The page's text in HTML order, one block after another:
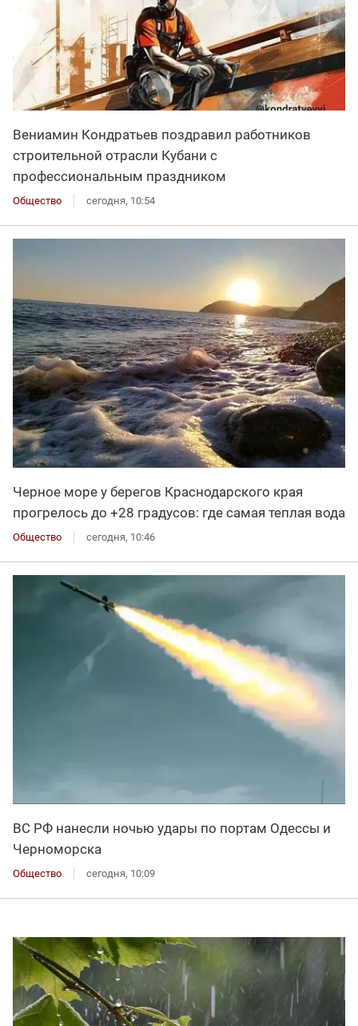
Вениамин Кондратьев поздравил работников
строительной отрасли Кубани с
профессиональным праздником
Общество сегодня, 10:54
Черное море у берегов Краснодарского края
прогрелось до +28 градусов: где самая теплая вода
Общество сегодня, 10:46
ВС РФ нанесли ночью удары по портам Одессы и
Черноморска
Общество сегодня, 10:09